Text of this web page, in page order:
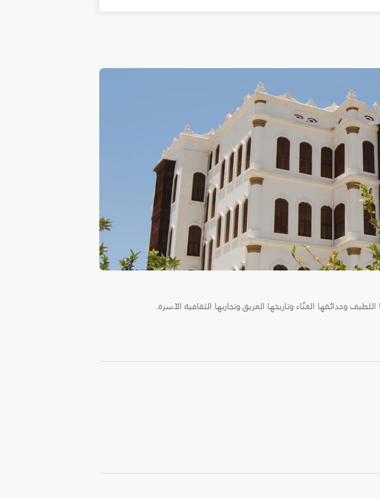
اللطيف وحدائقها الغنّاء وتاريخها العريق وتجاربها الثقافية الآسرة.